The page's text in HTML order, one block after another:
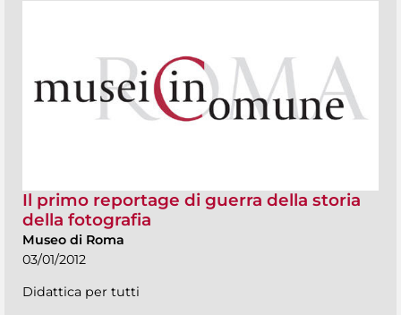
Il primo reportage di guerra della storia
della fotografia
Museo di Roma
03/01/2012
Didattica per tutti